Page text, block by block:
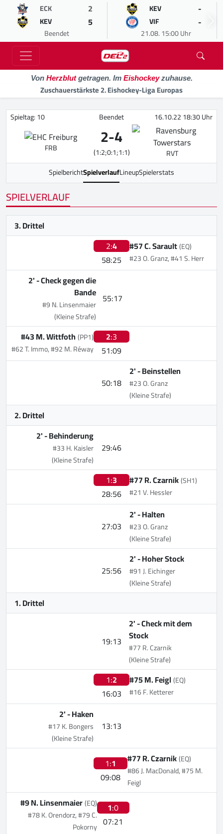
ECK 2
KEV 5
Beendet
KEV -
VIF -
21.08. 15:00 Uhr
Von Herzblutgetragen. Im Eishockeyzuhause.
Zuschauerstärkste 2. Eishockey-Liga Europas
Spieltag: 10 Beendet 16.10.22 18:30 Uhr
FRB 2-4
(1:2;0:1;1:1)
RVT
SpielberichtSpielverlaufLineupSpielerstats
SPIELVERLAUF
3. Drittel
2:4
58:25
#57 C. Sarault(EQ)
#23 O. Granz, #41 S. Herr
55:17
2' -Check gegen die
Bande
#9 N. Linsenmaier
(Kleine Strafe)
2:3
51:09
#43 M. Wittfoth(PP1)
#62 T. Immo, #92 M. Réway
50:18
2' -Beinstellen
#23 O. Granz
(Kleine Strafe)
2. Drittel
29:46
2' -Behinderung
#33 H. Kaisler
(Kleine Strafe)
1:3
28:56
#77 R. Czarnik(SH1)
#21 V. Hessler
27:03
2' -Halten
#23 O. Granz
(Kleine Strafe)
25:56
2' -Hoher Stock
#91 J. Eichinger
(Kleine Strafe)
1. Drittel
19:13
2' -Check mit dem
Stock
#77 R. Czarnik
(Kleine Strafe)
1:2
16:03
#75 M. Feigl(EQ)
#16 F. Ketterer
13:13
2' -Haken
#17 K. Bongers
(Kleine Strafe)
1:1
09:08
#77 R. Czarnik(EQ)
#86 J. MacDonald, #75 M.
Feigl
1:0
07:21
#9 N. Linsenmaier(EQ)
#78 K. Orendorz, #79 C.
Pokorny